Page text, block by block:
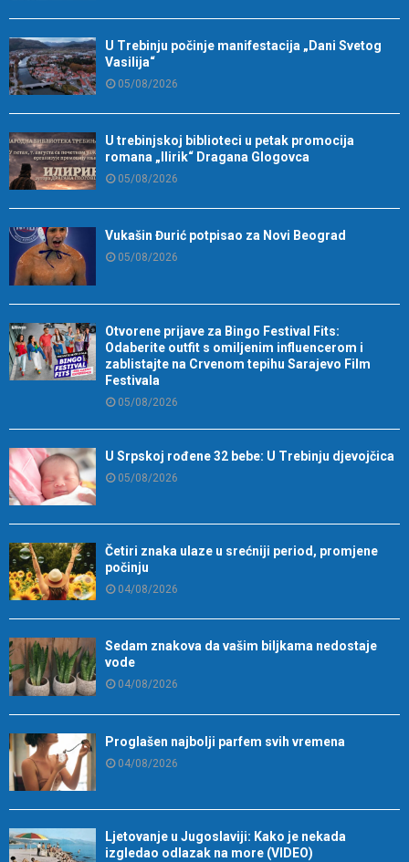
U Trebinju počinje manifestacija „Dani Svetog
Vasilija“
05/08/2026
U trebinjskoj biblioteci u petak promocija
romana „Ilirik“ Dragana Glogovca
05/08/2026
Vukašin Đurić potpisao za Novi Beograd
05/08/2026
Otvorene prijave za Bingo Festival Fits:
Odaberite outfit s omiljenim influencerom i
zablistajte na Crvenom tepihu Sarajevo Film
Festivala
05/08/2026
U Srpskoj rođene 32 bebe: U Trebinju djevojčica
05/08/2026
Četiri znaka ulaze u srećniji period, promjene
počinju
04/08/2026
Sedam znakova da vašim biljkama nedostaje
vode
04/08/2026
Proglašen najbolji parfem svih vremena
04/08/2026
Ljetovanje u Jugoslaviji: Kako je nekada
izgledao odlazak na more (VIDEO)